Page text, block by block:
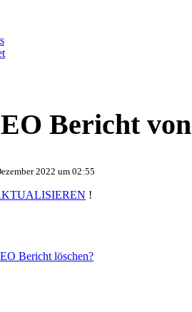
Bericht von
2022 um 02:55
!
Bericht löschen?